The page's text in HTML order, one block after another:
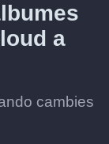
a
cambies